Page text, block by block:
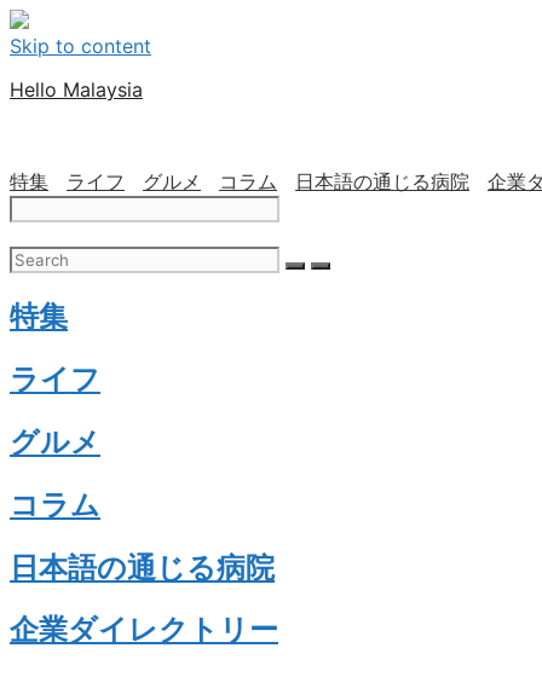
Skip to content
Hello Malaysia
特集 ライフ グルメ コラム 日本語の通じる病院 企業
特集
ライフ
グルメ
コラム
日本語の通じる病院
企業ダイレクトリー